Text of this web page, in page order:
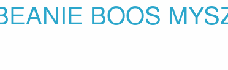
BOOS